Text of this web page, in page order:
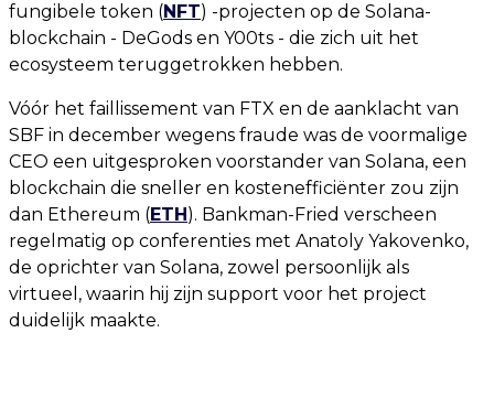
fungibele token (NFT) -projecten op de Solana-
blockchain - DeGods en Y00ts - die zich uit het
ecosysteem teruggetrokken hebben.
Vóór het faillissement van FTX en de aanklacht van
SBF in december wegens fraude was de voormalige
CEO een uitgesproken voorstander van Solana, een
blockchain die sneller en kostenefficiënter zou zijn
dan Ethereum (ETH). Bankman-Fried verscheen
regelmatig op conferenties met Anatoly Yakovenko,
de oprichter van Solana, zowel persoonlijk als
virtueel, waarin hij zijn support voor het project
duidelijk maakte.